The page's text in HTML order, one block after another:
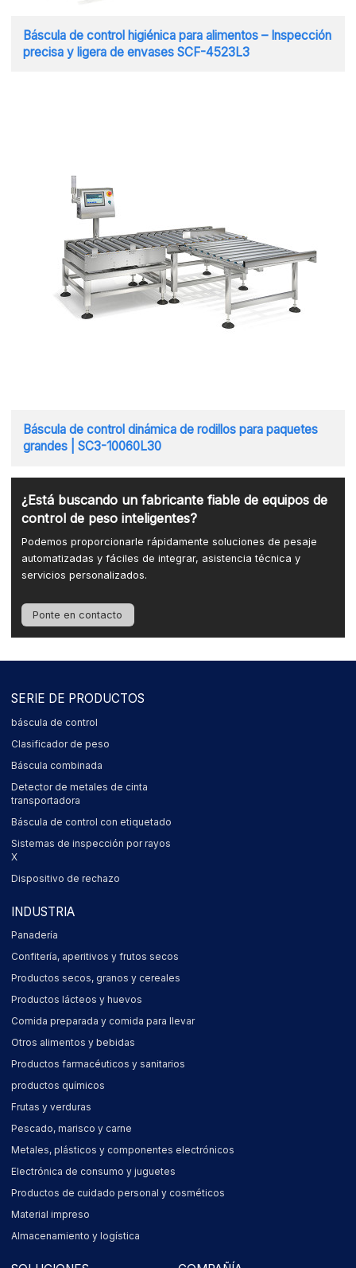
Báscula de control higiénica para alimentos – Inspección
precisa y ligera de envases SCF-4523L3
Báscula de control dinámica de rodillos para paquetes
grandes | SC3-10060L30
¿Está buscando un fabricante fiable de equipos de
control de peso inteligentes?
Podemos proporcionarle rápidamente soluciones de pesaje
automatizadas y fáciles de integrar, asistencia técnica y
servicios personalizados.
Ponte en contacto
SERIE DE PRODUCTOS
báscula de control
Clasificador de peso
Báscula combinada
Detector de metales de cinta
transportadora
Báscula de control con etiquetado
Sistemas de inspección por rayos
X
Dispositivo de rechazo
INDUSTRIA
Panadería
Confitería, aperitivos y frutos secos
Productos secos, granos y cereales
Productos lácteos y huevos
Comida preparada y comida para llevar
Otros alimentos y bebidas
Productos farmacéuticos y sanitarios
productos químicos
Frutas y verduras
Pescado, marisco y carne
Metales, plásticos y componentes electrónicos
Electrónica de consumo y juguetes
Productos de cuidado personal y cosméticos
Material impreso
Almacenamiento y logística